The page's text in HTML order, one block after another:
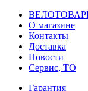
О магазине
Контакты
Доставка
Новости
Сервис, ТО
Гарантия